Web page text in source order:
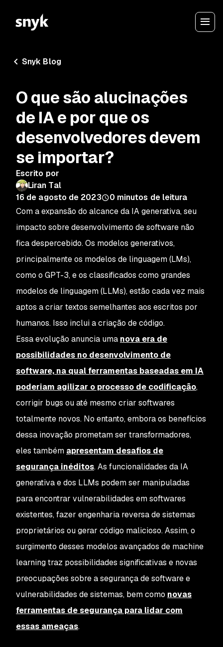
Snyk Blog
O que são alucinações
de IA e por que os
desenvolvedores devem
se importar?
Escrito por
Liran Tal
16 de agosto de 2023
0 minutos de leitura
Com a expansão do alcance da IA generativa, seu
impacto sobre desenvolvimento de software não
fica despercebido. Os modelos generativos,
principalmente os modelos de linguagem (LMs),
como o GPT-3, e os classificados como grandes
modelos de linguagem (LLMs), estão cada vez mais
aptos a criar textos semelhantes aos escritos por
humanos. Isso inclui a criação de código.
Essa evolução anuncia uma nova era de
possibilidades no desenvolvimento de
software, na qual ferramentas baseadas em IA
poderiam agilizar o processo de codificação,
corrigir bugs ou até mesmo criar softwares
totalmente novos. No entanto, embora os benefícios
dessa inovação prometam ser transformadores,
eles também apresentam desafios de
segurança inéditos. As funcionalidades da IA
generativa e dos LLMs podem ser manipuladas
para encontrar vulnerabilidades em softwares
existentes, fazer engenharia reversa de sistemas
proprietários ou gerar código malicioso. Assim, o
surgimento desses modelos avançados de machine
learning traz possibilidades significativas e novas
preocupações sobre a segurança de software e
vulnerabilidades de sistemas, bem como novas
ferramentas de segurança para lidar com
essas ameaças.